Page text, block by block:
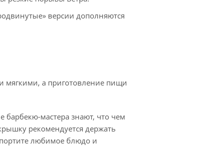
версии дополняются
мягкими, а приготовление пищи
мастера знают, что чем
рекомендуется держать
любимое блюдо и